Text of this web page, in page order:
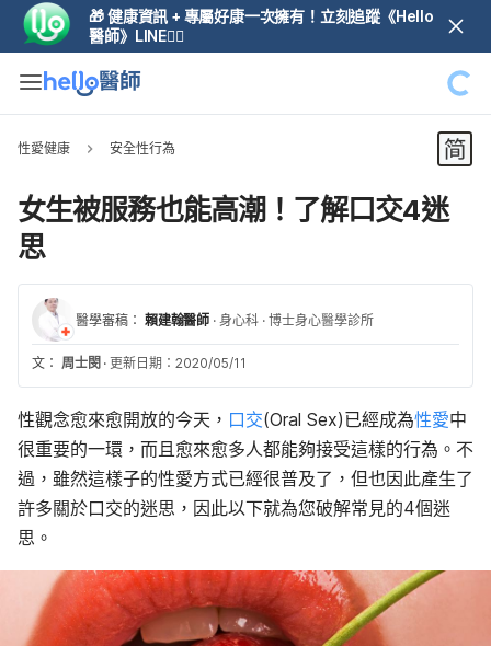
🎁 健康資訊 + 專屬好康一次擁有！立刻追蹤《Hello
醫師》LINE👆🏼
性愛健康 安全性行為
女生被服務也能高潮！了解口交4迷
思
醫學審稿： 賴建翰醫師 · 身心科 · 博士身心醫學診所
文： 周士閔 · 更新日期：2020/05/11
性觀念愈來愈開放的今天， 口交(Oral Sex)已經成為性愛中
很重要的一環，而且愈來愈多人都能夠接受這樣的行為。不
過，雖然這樣子的性愛方式已經很普及了，但也因此產生了
許多關於口交的迷思，因此以下就為您破解常見的4個迷
思。